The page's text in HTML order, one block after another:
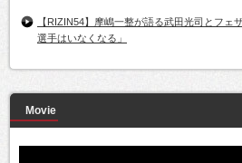
【RIZIN54】摩嶋一整が語る武田光司とフェ
選手はいなくなる」
Movie